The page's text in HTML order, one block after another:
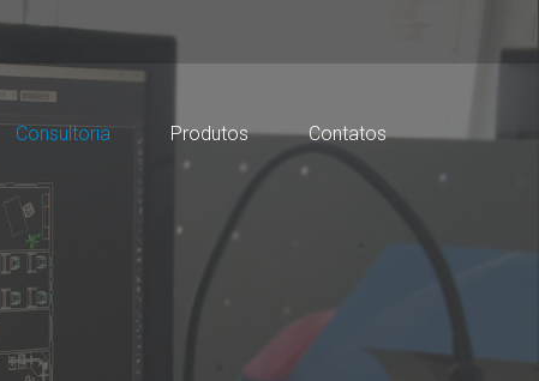
Consultoria Produtos Contatos